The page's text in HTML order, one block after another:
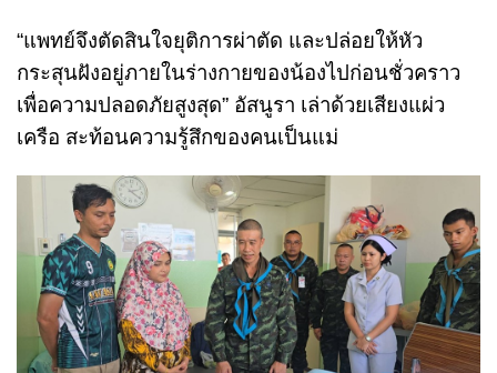
“แพทย์จึงตัดสินใจยุติการผ่าตัด และปล่อยให้หัว
กระสุนฝังอยู่ภายในร่างกายของน้องไปก่อนชั่วคราว
เพื่อความปลอดภัยสูงสุด” อัสนูรา เล่าด้วยเสียงแผ่ว
เครือ สะท้อนความรู้สึกของคนเป็นแม่